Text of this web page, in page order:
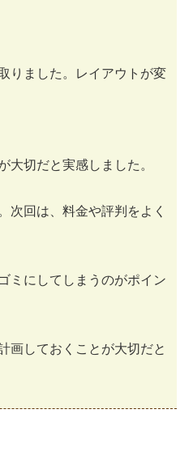
りました。レイアウトが変
切だと実感しました。
次回は、料金や評判をよく
ミにしてしまうのがポイン
画しておくことが大切だと